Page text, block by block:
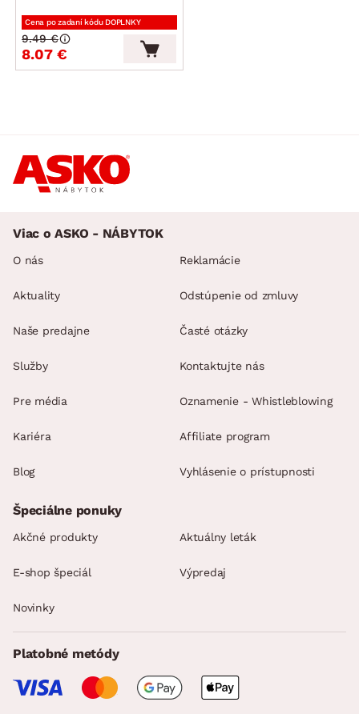
Cena po zadaní kódu DOPLNKY
8.07 €
9.49 €
Viac o ASKO - NÁBYTOK
O nás
Aktuality
Naše predajne
Služby
Pre média
Kariéra
Blog
Reklamácie
Odstúpenie od zmluvy
Časté otázky
Kontaktujte nás
Oznamenie - Whistleblowing
Affiliate program
Vyhlásenie o prístupnosti
Špeciálne ponuky
Akčné produkty Aktuálny leták
E-shop špeciál Výpredaj
Novinky
Platobné metódy